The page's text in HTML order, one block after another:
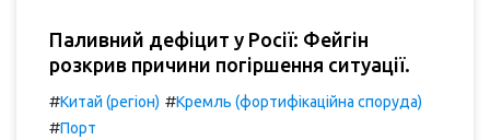
Паливний дефіцит у Росії: Фейгін
розкрив причини погіршення ситуації.
#Китай (регіон) #Кремль (фортифікаційна споруда)
#Порт